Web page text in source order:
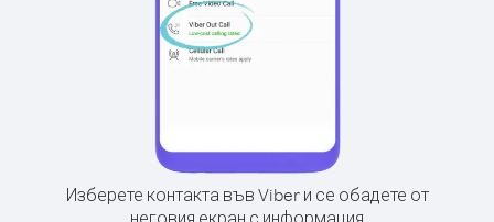
Изберете контакта във Viber и се обадете от
неговия екран с информация